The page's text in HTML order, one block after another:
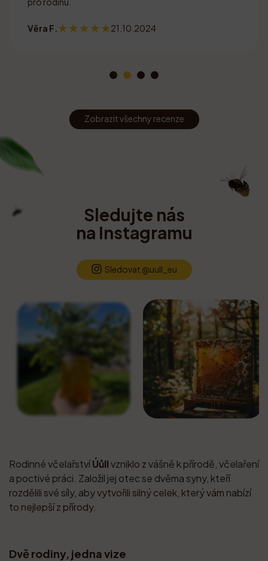
Věra F. 21.10.2024
Zobrazit všechny recenze
Sledujte nás
na Instagramu
Sledovat @uull_eu
Rodinné včelařstvíÚůllvzniklo z vášně k přírodě, včelaření
a poctivé práci. Založil jej otec se dvěma syny, kteří
rozdělili své síly, aby vytvořili silný celek, který vám nabízí
to nejlepší z přírody.
Dvě rodiny, jedna vize